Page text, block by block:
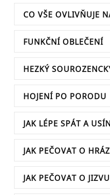
CO VŠE OVLIVŇUJE
FUNKČNÍ OBLEČENÍ
HEZKÝ
HOJENÍ PO PORODU
JAK LÉPE SPÁT A
JAK PEČOVAT O HRÁZ
JAK PEČOVAT O JIZVU